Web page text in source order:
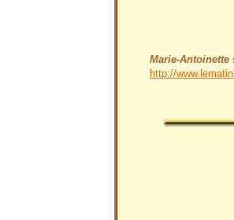
Marie-Antoinette
http://